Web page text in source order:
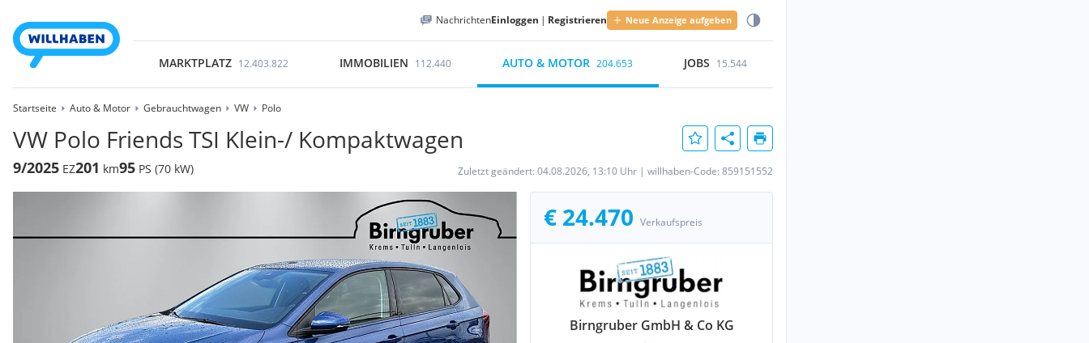
NachrichtenEinloggen | Registrieren Neue Anzeige aufgeben
MARKTPLATZ 12.403.822 IMMOBILIEN 112.440 AUTO & MOTOR 204.653 JOBS 15.544
Startseite Auto & Motor Gebrauchtwagen VW Polo
VW Polo Friends TSI Klein-/ Kompaktwagen
9/2025 EZ201 km95 PS (70 kW) Zuletzt geändert: 04.08.2026, 13:10 Uhr | willhaben-Code: 859151552
€ 24.470 Verkaufspreis
Birngruber GmbH & Co KG